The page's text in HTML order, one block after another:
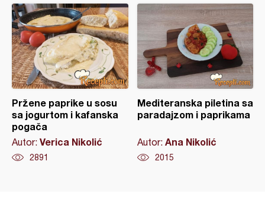
Pržene paprike u sosu
sa jogurtom i kafanska
pogača
Autor: Verica Nikolić
2891
Mediteranska piletina sa
paradajzom i paprikama
Autor: Ana Nikolić
2015